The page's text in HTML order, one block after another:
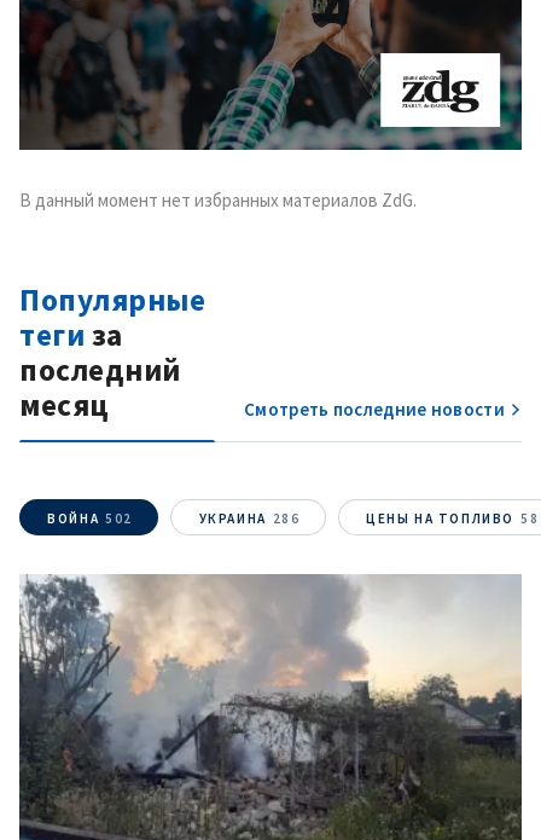
Отправить
информацию
О ZDG
în Română in English
В данный момент нет избранных материалов ZdG.
Популярные
теги за
последний
месяц
Смотреть последние новости
ВОЙНА 502 УКРАИНА 286 ЦЕНЫ НА ТОПЛИВО 58